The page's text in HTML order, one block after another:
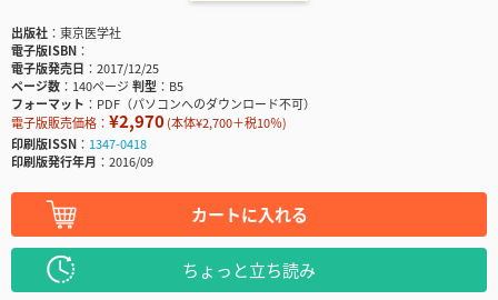
出版社
東京医学社
電子版ISBN
電子版発売日
2017/12/25
ページ数
140ページ判型
B5
フォーマット
PDF（パソコンへのダウンロード不可）
電子版販売価格： ¥2,970(本体¥2,700＋税10％)
印刷版ISSN
1347-0418
印刷版発行年月
2016/09
カートに入れる
ちょっと立ち読み